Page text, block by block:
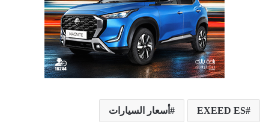
EXEED ES أسعار السيارات